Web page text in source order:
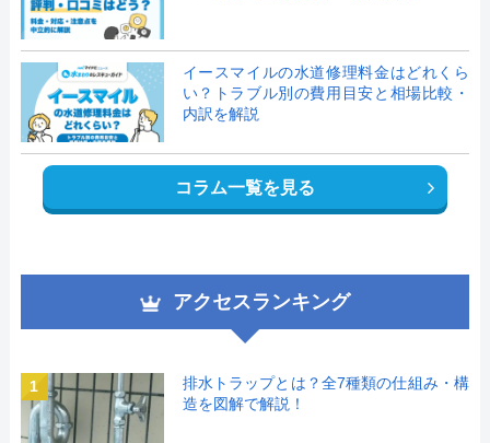
イースマイルの水道修理料金はどれくら
い？トラブル別の費用目安と相場比較・
内訳を解説
コラム一覧を見る
アクセスランキング
1
排水トラップとは？全7種類の仕組み・構
造を図解で解説！